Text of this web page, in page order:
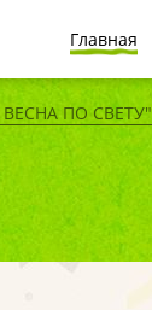
Главная
ВЕСНА ПО СВЕТУ"